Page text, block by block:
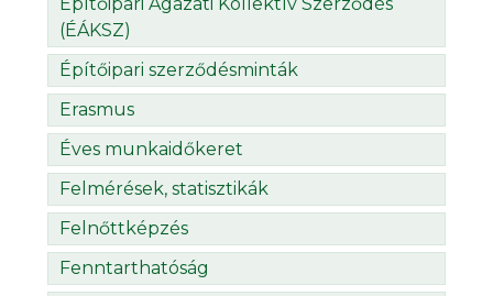
(ÉÁKSZ)
Építőipari szerződésminták
Erasmus
Éves munkaidőkeret
Felmérések, statisztikák
Felnőttképzés
Fenntarthatóság